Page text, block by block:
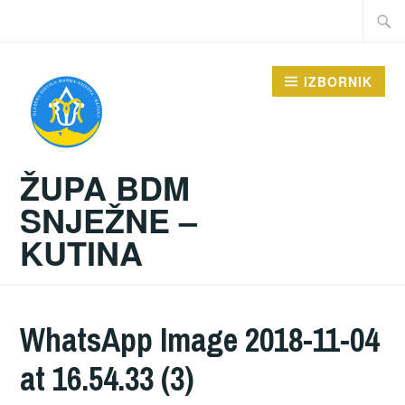
Traži:
ŽUPA BDM
SNJEŽNE –
KUTINA
IZBORNIK
WhatsApp Image 2018-11-04
at 16.54.33 (3)